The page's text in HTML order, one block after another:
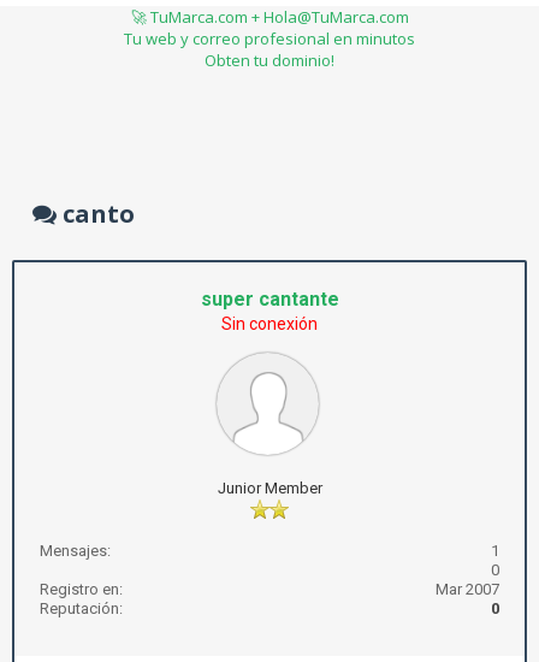
🚀 TuMarca.com + Hola@TuMarca.com
Tu web y correo profesional en minutos
Obten tu dominio!
canto
super cantante
Sin conexión
Junior Member
Mensajes:
1
0
Registro en:
Mar 2007
Reputación:
0